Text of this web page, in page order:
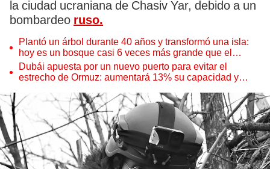
la ciudad ucraniana de Chasiv Yar, debido a un
bombardeo ruso.
Plantó un árbol durante 40 años y transformó una isla:
hoy es un bosque casi 6 veces más grande que el
Parque de las Leyendas
Dubái apuesta por un nuevo puerto para evitar el
estrecho de Ormuz: aumentará 13% su capacidad y